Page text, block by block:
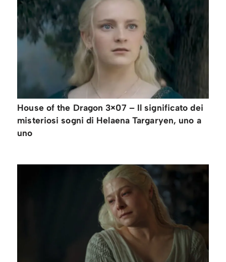
House of the Dragon 3×07 – Il significato dei
misteriosi sogni di Helaena Targaryen, uno a
uno